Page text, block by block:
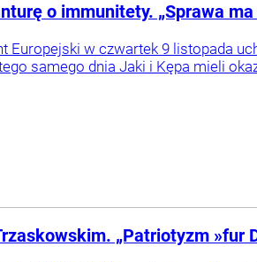
o immunitety. „Sprawa ma
Europejski w czwartek 9 listopada
samego dnia Jaki i Kępa mieli
„Patriotyzm »fur